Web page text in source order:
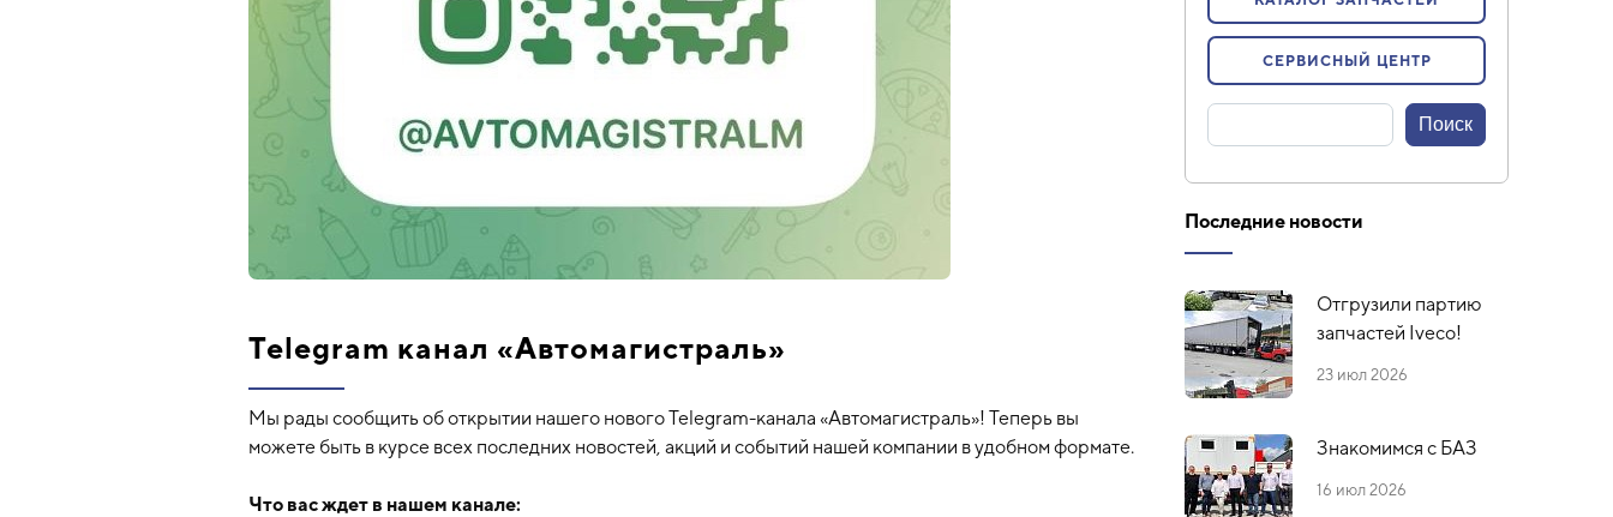
Telegram канал «Автомагистраль»
Мы рады сообщить об открытии нашего нового Telegram-канала «Автомагистраль»! Теперь вы
можете быть в курсе всех последних новостей, акций и событий нашей компании в удобном формате.
Что вас ждет в нашем канале:
СЕРВИСНЫЙ ЦЕНТР
Последние новости
Отгрузили партию
запчастей Iveco!
23 июл 2026
Знакомимся с БАЗ
16 июл 2026